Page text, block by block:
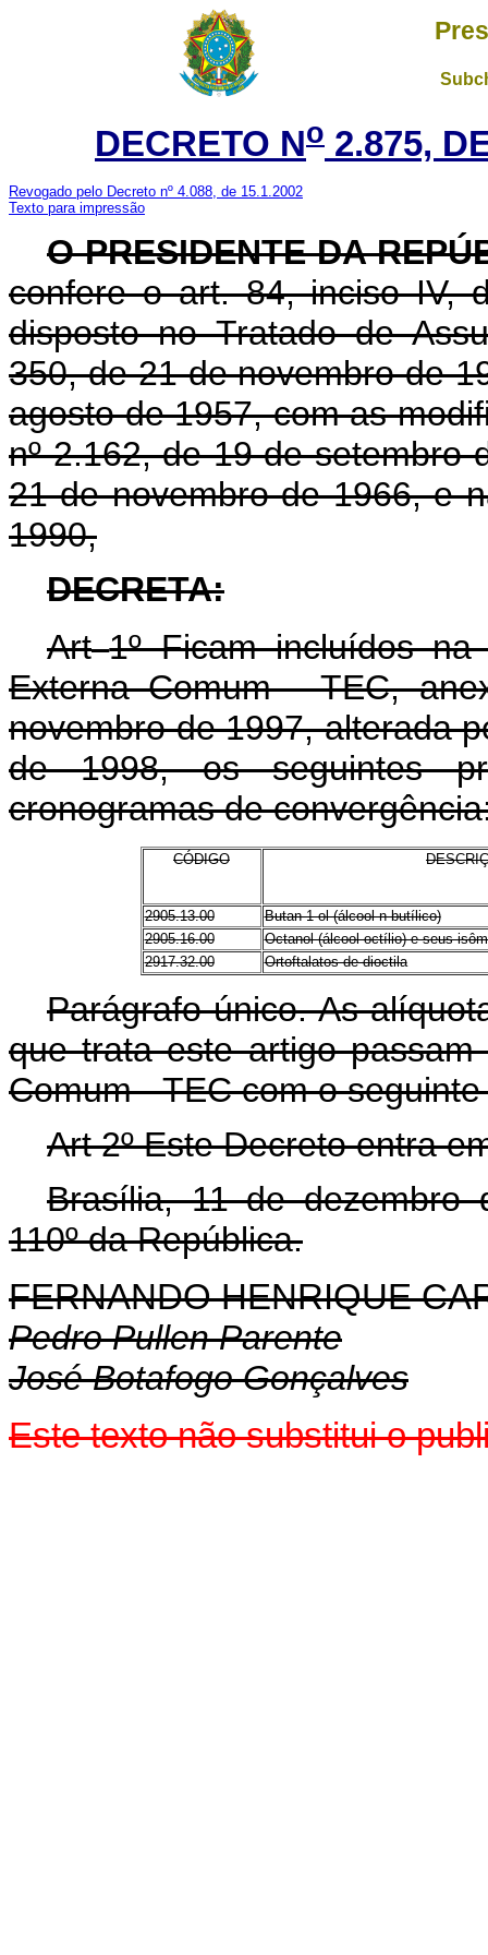
DECRETO No 2.875,
Revogado pelo Decreto nº 4.088, de 15.1.2002
Texto para impressão
O PRESIDENTE DA
confere o art. 84, inciso IV,
disposto no Tratado de
350, de 21 de novembro de
agosto de 1957, com as
nº 2.162, de 19 de setembro
21 de novembro de 1966, e
1990,
DECRETA:
Art 1º Ficam incluídos
Externa Comum - TEC,
novembro de 1997, alterada
de 1998, os seguintes
cronogramas de
CÓDIGO
2905.13.00
Butan-1-ol (álcool n-butílico)
2905.16.00
Octanol (álcool octílio) e seus
2917.32.00
Ortoftalatos de dioctila
Parágrafo único. As
que trata este artigo
Comum - TEC com o
Art 2º Este Decreto entra
Brasília, 11 de dezembro
110º da República.
FERNANDO HENRIQUE
Pedro Pullen Parente
José Botafogo Gonçalves
Este texto não substitui o